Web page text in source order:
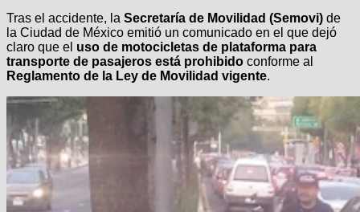
Tras el accidente, la Secretaría de Movilidad (Semovi) de
la Ciudad de México emitió un comunicado en el que dejó
claro que el uso de motocicletas de plataforma para
transporte de pasajeros está prohibido conforme al
Reglamento de la Ley de Movilidad vigente.